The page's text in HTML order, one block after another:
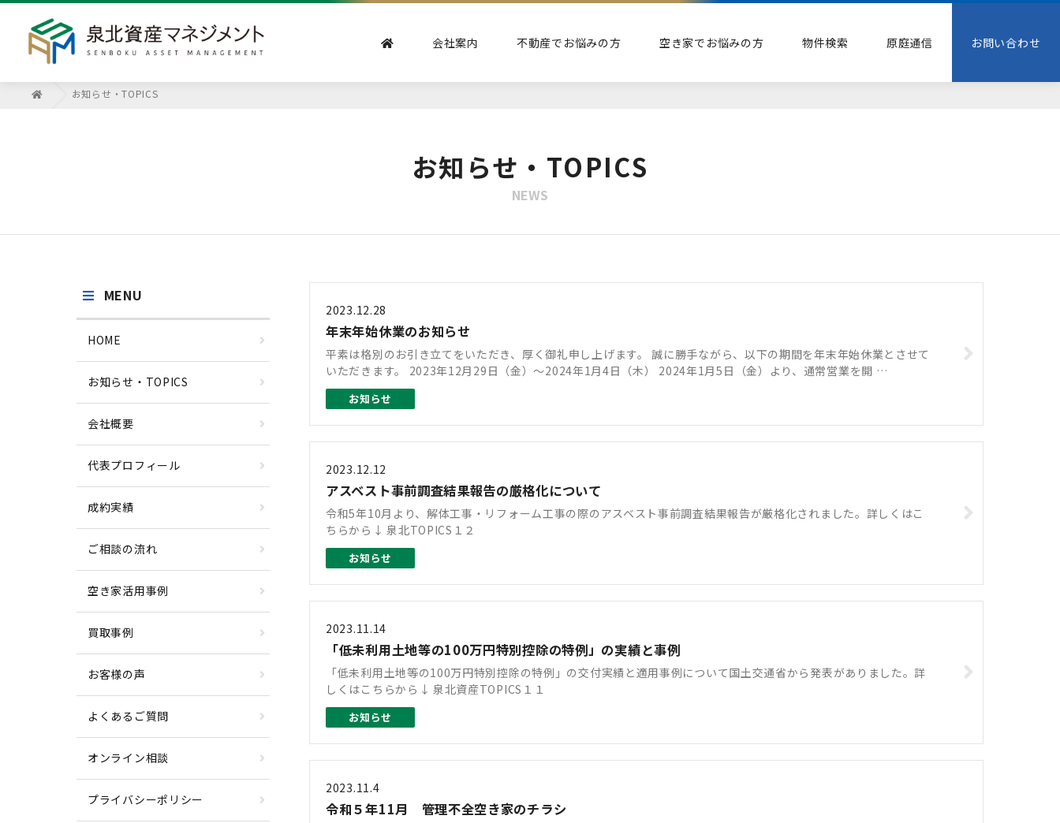
会社案内 不動産でお悩みの方 空き家でお悩みの方 物件検索 原庭通信 お問い合わせ
お知らせ・TOPICS
お知らせ・TOPICS
NEWS
2023.12.28
年末年始休業のお知らせ
平素は格別のお引き立てをいただき、厚く御礼申し上げます。 誠に勝手ながら、以下の期間を年末年始休業とさせて
いただきます。 2023年12月29日（金）～2024年1月4日（木） 2024年1月5日（金）より、通常営業を開 …
お知らせ
2023.12.12
アスベスト事前調査結果報告の厳格化について
令和5年10月より、解体工事・リフォーム工事の際のアスベスト事前調査結果報告が厳格化されました。詳しくはこ
ちらから↓ 泉北TOPICS１２
お知らせ
2023.11.14
「低未利用土地等の100万円特別控除の特例」の実績と事例
「低未利用土地等の100万円特別控除の特例」の交付実績と適用事例について国土交通省から発表がありました。詳
しくはこちらから↓ 泉北資産TOPICS１１
お知らせ
2023.11.4
令和５年11月 管理不全空き家のチラシ
MENU
HOME
お知らせ・TOPICS
会社概要
代表プロフィール
成約実績
ご相談の流れ
空き家活用事例
買取事例
お客様の声
よくあるご質問
オンライン相談
プライバシーポリシー